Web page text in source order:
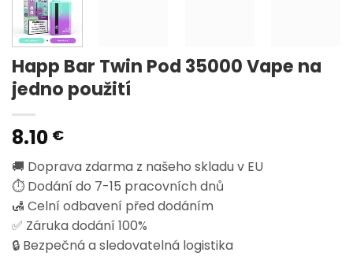
Happ Bar Twin Pod 35000 Vape na
jedno použití
8.10 €
🚚 Doprava zdarma z našeho skladu v EU
⏱️ Dodání do 7-15 pracovních dnů
🛃 Celní odbavení před dodáním
✅ Záruka dodání 100%
🔒 Bezpečná a sledovatelná logistika